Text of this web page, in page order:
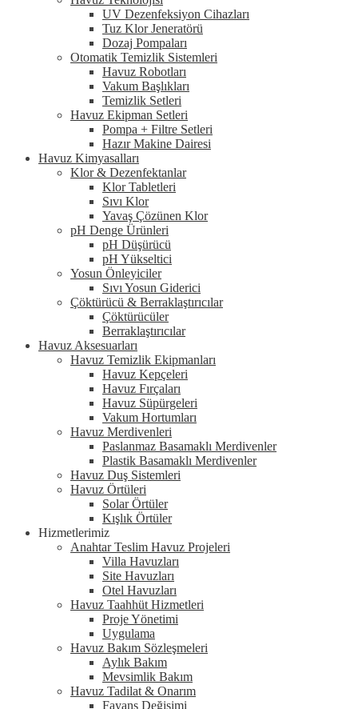
UV Dezenfeksiyon Cihazları
Tuz Klor Jeneratörü
Dozaj Pompaları
Otomatik Temizlik Sistemleri
Havuz Robotları
Vakum Başlıkları
Temizlik Setleri
Havuz Ekipman Setleri
Pompa + Filtre Setleri
Hazır Makine Dairesi
Havuz Kimyasalları
Klor & Dezenfektanlar
Klor Tabletleri
Sıvı Klor
Yavaş Çözünen Klor
pH Denge Ürünleri
pH Düşürücü
pH Yükseltici
Yosun Önleyiciler
Sıvı Yosun Giderici
Çöktürücü & Berraklaştırıcılar
Çöktürücüler
Berraklaştırıcılar
Havuz Aksesuarları
Havuz Temizlik Ekipmanları
Havuz Kepçeleri
Havuz Fırçaları
Havuz Süpürgeleri
Vakum Hortumları
Havuz Merdivenleri
Paslanmaz Basamaklı Merdivenler
Plastik Basamaklı Merdivenler
Havuz Duş Sistemleri
Havuz Örtüleri
Solar Örtüler
Kışlık Örtüler
Hizmetlerimiz
Anahtar Teslim Havuz Projeleri
Villa Havuzları
Site Havuzları
Otel Havuzları
Havuz Taahhüt Hizmetleri
Proje Yönetimi
Uygulama
Havuz Bakım Sözleşmeleri
Aylık Bakım
Mevsimlik Bakım
Havuz Tadilat & Onarım
Fayans Değişimi